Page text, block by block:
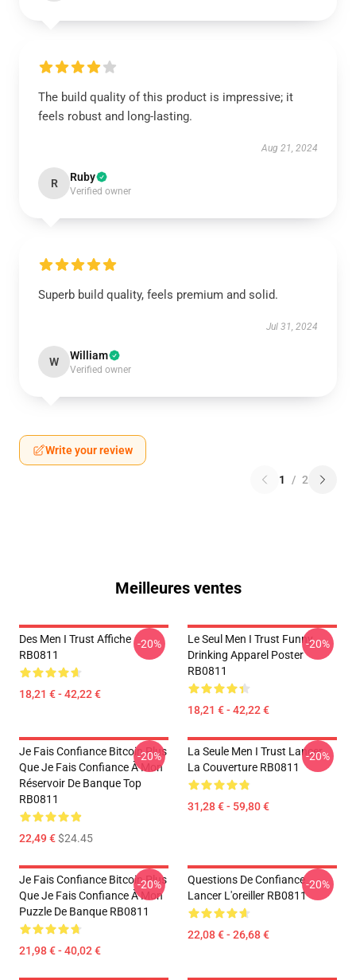
The build quality of this product is impressive; it
feels robust and long-lasting.
Aug 21, 2024
R Ruby
Verified owner
Superb build quality, feels premium and solid.
Jul 31, 2024
W William
Verified owner
Write your review
1 / 2
Meilleures ventes
Des Men I Trust Affiche
RB0811
18,21 € - 42,22 €
-20%
Le Seul Men I Trust Funny
Drinking Apparel Poster
RB0811
18,21 € - 42,22 €
-20%
Je Fais Confiance Bitcoin Plus
Que Je Fais Confiance À Mon
Réservoir De Banque Top
RB0811
22,49 €$24.45
-20%
La Seule Men I Trust Lancer
La Couverture RB0811
31,28 € - 59,80 €
-20%
Je Fais Confiance Bitcoin Plus
Que Je Fais Confiance À Mon
Puzzle De Banque RB0811
21,98 € - 40,02 €
-20%
Questions De Confiance
Lancer L'oreiller RB0811
22,08 € - 26,68 €
-20%